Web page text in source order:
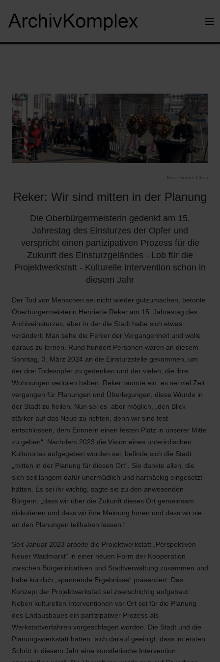
Foto: Günter Otten
Reker: Wir sind mitten in der Planung
Die Oberbürgermeisterin gedenkt am 15.
Jahrestag des Einsturzes der Opfer und
verspricht einen partizipativen Prozess für die
Zukunft des Einsturzgeländes - Lob für die
Projektwerkstatt - Kulturelle Intervention schon in
diesem Jahr
Der Tod von Menschen sei nicht wieder gutzumachen, betonte
Oberbürgermeisterin Henriette Reker am 15. Jahrestag des
Archiveinsturzes, aber in der die Stadt habe sich etwas
verändert: Man sehe die Fehler der Vergangenheit und wolle
daraus zu lernen. Rund hundert Personen waren an diesem
Sonntag, 3. März 2024 an die Einsturzstelle gekommen, um
der drei Todesopfer zu gedenken und der vielen, die ihre
Wohnungen verloren haben. Reker räumte ein, es sei viel Zeit
vergangen für Planungen und Überlegungen, diese Wunde in
der Stadt zu heilen. Nun sei es aber möglich, „den Blick
stärker auf das Neue zu richten, denn wir sind fest
entschlossen, dem Erinnern einen festen Platz in unserer Mitte
zu geben“. Nachdem 2023 die Vision eines unterirdischen
Kulturortes aufgegeben worden sei, befinde sich die Stadt
„mitten in der Planung für diesen Ort“. Sie dankte allen, die
sich seit langem dafür unermüdlich und hartnäckig eingesetzt
hätten. Es sei ihr wichtig, sagte sie zu den anwesenden
Bürgern, „dass wir über die Zukunft dieses Ort gemeinsam
diskutieren und dass wir ihre Meinung hören und dass wir sie
an den Planungen teilhaben lassen.“
Seit Januar 2023 arbeite die Projektwerkstatt „Perspektiven
Neuer Waidmarkt“ in einer neuen Form der Kooperation
zwischen Bürgerinitiativen und Stadtverwaltung zusammen und
habe kürzlich „spannende Ergebnisse“ präsentiert. Das
Konzept der Projektwerkstatt sei zweischichtig aufgebaut:
Neben kulturellen Interventionen vor Ort sei für die Planung
des Endausbaues ein partizipativer Prozess als
Werkstattverfahren vorgeschlagen worden. Die Stadt und die
Planungswerkstatt hätten „sich darauf geeinigt, dass im ersten
Schritt in diesem Jahr eine künstlerische Intervention